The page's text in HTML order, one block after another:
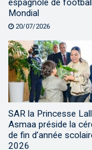
espagnole de
Mondial
20/07/2026
SAR la Princesse
Asmaa préside la
de fin d’année
2026